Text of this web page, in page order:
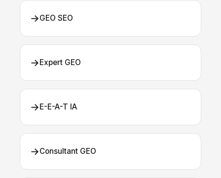
→GEO SEO
→Expert GEO
→E-E-A-T IA
→Consultant GEO